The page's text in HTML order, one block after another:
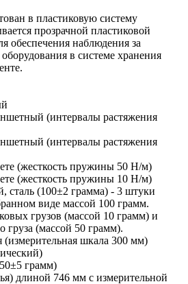
в пластиковую систему
прозрачной пластиковой
обеспечения наблюдения за
в системе хранения
(интервалы растяжения
(интервалы растяжения
(жесткость пружины 50 Н/м)
(жесткость пружины 10 Н/м)
сталь (100±2 грамма) - 3 штуки
виде массой 100 грамм.
грузов (массой 10 грамм) и
груза (массой 50 грамм).
шкала 300 мм)
грамм)
длиной 746 мм с измерительной